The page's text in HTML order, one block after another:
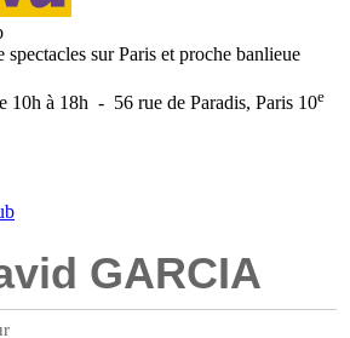
sur Paris et proche banlieue
10h à 18h - 56 rue de Paradis, Paris 10e
GARCIA